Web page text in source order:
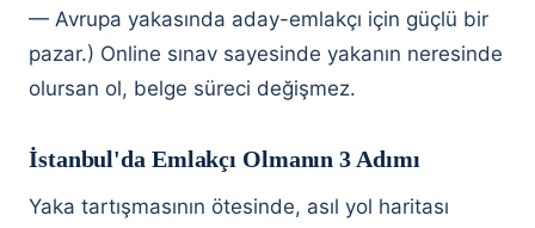
— Avrupa yakasında aday-emlakçı için güçlü bir
pazar.) Online sınav sayesinde yakanın neresinde
olursan ol, belge süreci değişmez.
İstanbul'da Emlakçı Olmanın 3 Adımı
Yaka tartışmasının ötesinde, asıl yol haritası